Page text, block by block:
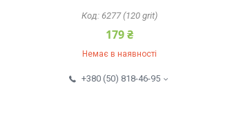
6277 (120 grit)
179 ₴
Немає в наявності
+380 (50) 818-46-95